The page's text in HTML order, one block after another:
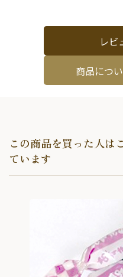
レビ
商品につ
この商品を買った人は
ています